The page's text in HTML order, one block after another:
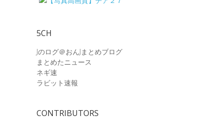
5CH
Jのログ＠おんJまとめブログ
まとめたニュース
ネギ速
ラビット速報
CONTRIBUTORS